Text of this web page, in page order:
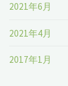
2021年6月
2021年4月
2017年1月